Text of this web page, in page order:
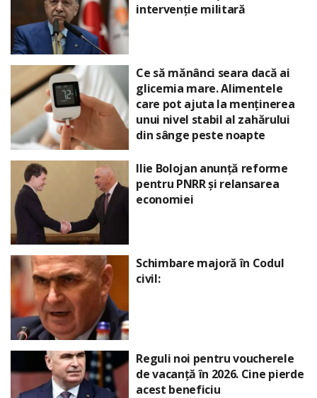
intervenție militară
Ce să mănânci seara dacă ai
glicemia mare. Alimentele
care pot ajuta la menținerea
unui nivel stabil al zahărului
din sânge peste noapte
Ilie Bolojan anunță reforme
pentru PNRR și relansarea
economiei
Schimbare majoră în Codul
civil:
Reguli noi pentru voucherele
de vacanță în 2026. Cine pierde
acest beneficiu